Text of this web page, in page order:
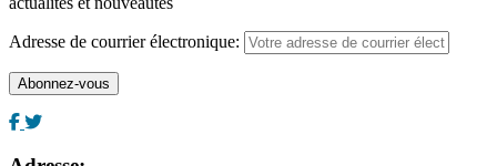
Adresse de courrier électronique: